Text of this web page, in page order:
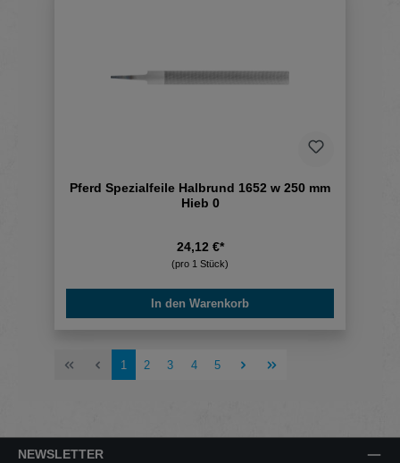
Pferd Spezialfeile Halbrund 1652 w 250 mm
Hieb 0
24,12 €*
(pro 1 Stück)
In den Warenkorb
Seite
1 Seite
2 Seite
3 Seite
4 Seite
5
NEWSLETTER